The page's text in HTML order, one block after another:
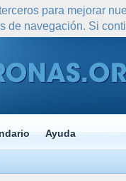
Ayuda
para mejorar
de navegación. Si